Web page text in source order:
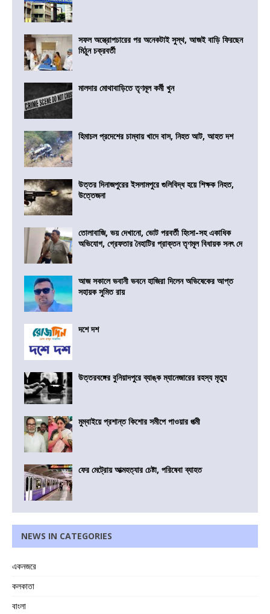
সফল অস্ত্রোপচারের পর অনেকটাই সুস্থ, আজই বাড়ি ফিরছেন
মিঠুন চক্রবর্তী
মালদার মোথাবাড়িতে তৃণমূল কর্মী খুন
হিমাচল প্রদেশের চাম্বায় খাদে বাস, নিহত আট, আহত দশ
উত্তর দিনাজপুরের ইসলামপুরে গুলিবিদ্ধ হয়ে শিক্ষক নিহত,
উত্তেজনা
তোলাবাজি, ভয় দেখানো, ভোট পরবর্তী হিংসা-সহ একাধিক
অভিযোগ, গ্রেফতার নৈহাটির প্রাক্তন তৃণমূল বিধায়ক সনৎ দে
আজ সকালে ভবানী ভবনে হাজিরা দিলেন অভিষেকের আপ্ত
সহায়ক সুমিত রায়
দশে দশ
উত্তরবঙ্গের বুনিয়াদপুরে ব্যাঙ্ক ম্যানেজারের রহস্য মৃত্যু
মুম্বাইয়ে প্রশান্ত কিশোর সমীপে পাওয়ার পত্মী
ফের মেট্রোয় আত্মহত্যার চেষ্টা, পরিষেবা ব্যাহত
NEWS IN CATEGORIES
একনজরে
কলকাতা
বাংলা